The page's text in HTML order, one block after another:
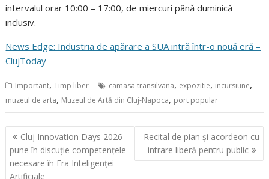
intervalul orar 10:00 – 17:00, de miercuri până duminică
inclusiv.
News Edge: Industria de apărare a SUA intră într-o nouă eră –
ClujToday
Important,Timp liber camasa transilvana, expozitie, incursiune,
muzeul de arta, Muzeul de Artă din Cluj-Napoca, port popular
Navigare
în
articole
Cluj Innovation Days 2026
pune în discuție competențele
necesare în Era Inteligenței
Artificiale
Recital de pian și acordeon cu
intrare liberă pentru public